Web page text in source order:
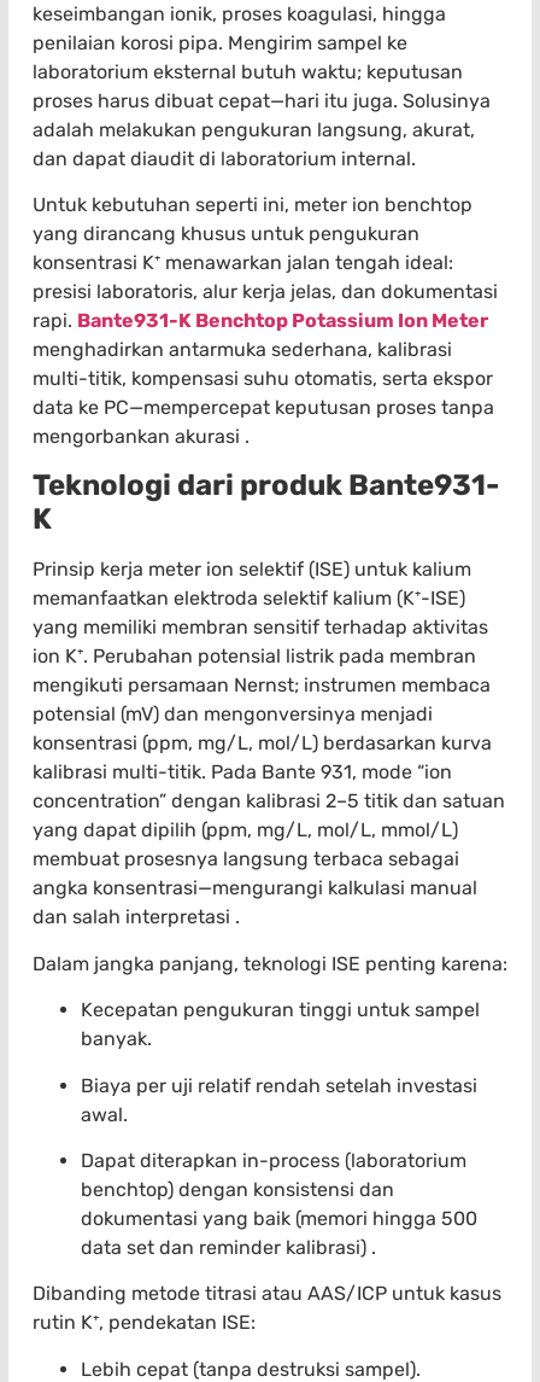
keseimbangan ionik, proses koagulasi, hingga
penilaian korosi pipa. Mengirim sampel ke
laboratorium eksternal butuh waktu; keputusan
proses harus dibuat cepat—hari itu juga. Solusinya
adalah melakukan pengukuran langsung, akurat,
dan dapat diaudit di laboratorium internal.
Untuk kebutuhan seperti ini, meter ion benchtop
yang dirancang khusus untuk pengukuran
konsentrasi K⁺ menawarkan jalan tengah ideal:
presisi laboratoris, alur kerja jelas, dan dokumentasi
rapi. Bante931-K Benchtop Potassium Ion Meter
menghadirkan antarmuka sederhana, kalibrasi
multi-titik, kompensasi suhu otomatis, serta ekspor
data ke PC—mempercepat keputusan proses tanpa
mengorbankan akurasi .
Teknologi dari produk Bante931-
K
Prinsip kerja meter ion selektif (ISE) untuk kalium
memanfaatkan elektroda selektif kalium (K⁺-ISE)
yang memiliki membran sensitif terhadap aktivitas
ion K⁺. Perubahan potensial listrik pada membran
mengikuti persamaan Nernst; instrumen membaca
potensial (mV) dan mengonversinya menjadi
konsentrasi (ppm, mg/L, mol/L) berdasarkan kurva
kalibrasi multi-titik. Pada Bante 931, mode “ion
concentration” dengan kalibrasi 2–5 titik dan satuan
yang dapat dipilih (ppm, mg/L, mol/L, mmol/L)
membuat prosesnya langsung terbaca sebagai
angka konsentrasi—mengurangi kalkulasi manual
dan salah interpretasi .
Dalam jangka panjang, teknologi ISE penting karena:
Kecepatan pengukuran tinggi untuk sampel
banyak.
Biaya per uji relatif rendah setelah investasi
awal.
Dapat diterapkan in-process (laboratorium
benchtop) dengan konsistensi dan
dokumentasi yang baik (memori hingga 500
data set dan reminder kalibrasi) .
Dibanding metode titrasi atau AAS/ICP untuk kasus
rutin K⁺, pendekatan ISE:
Lebih cepat (tanpa destruksi sampel).